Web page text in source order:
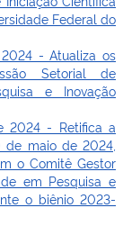
Federal do
- Atualiza os
Setorial de
e Inovação
2024 - Retifica a
de maio de 2024,
o Comitê Gestor
em Pesquisa e
o biênio 2023-